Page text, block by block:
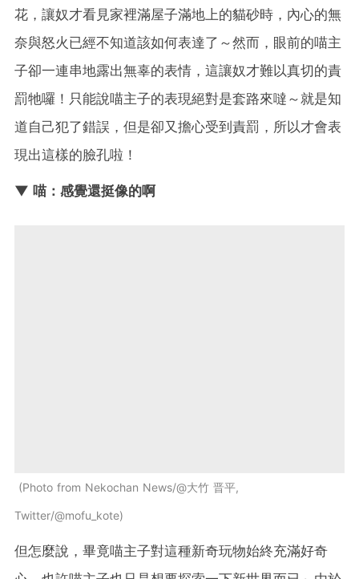
花，讓奴才看見家裡滿屋子滿地上的貓砂時，內心的無
奈與怒火已經不知道該如何表達了～然而，眼前的喵主
子卻一連串地露出無辜的表情，這讓奴才難以真切的責
罰牠囉！只能說喵主子的表現絕對是套路來噠～就是知
道自己犯了錯誤，但是卻又擔心受到責罰，所以才會表
現出這樣的臉孔啦！
▼ 喵：感覺還挺像的啊
Photo from Nekochan News/@大竹 晋平,
Twitter/@mofu_kote
但怎麼說，畢竟喵主子對這種新奇玩物始終充滿好奇